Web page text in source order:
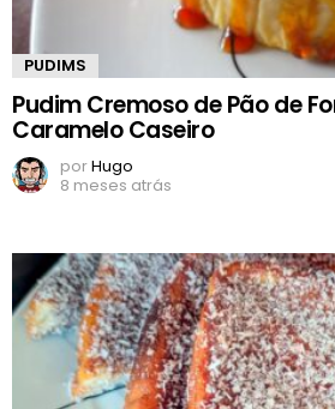
PUDIMS
Pudim Cremoso de Pão de
Caramelo Caseiro
porHugo
8 meses atrás